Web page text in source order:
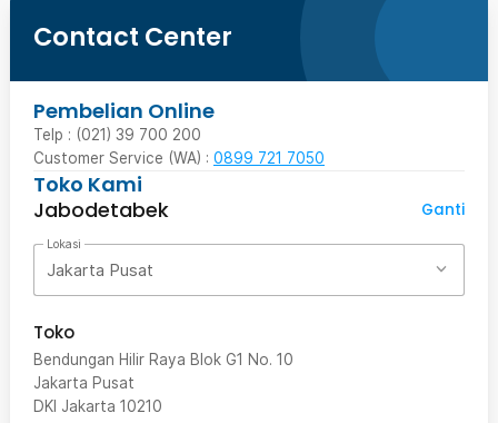
Contact Center
Pembelian Online
Telp : (021) 39 700 200
Customer Service (WA) : 0899 721 7050
Toko Kami
Jabodetabek
Ganti
Lokasi
Jakarta Pusat
Toko
Bendungan Hilir Raya Blok G1 No. 10
Jakarta Pusat
DKI Jakarta 10210